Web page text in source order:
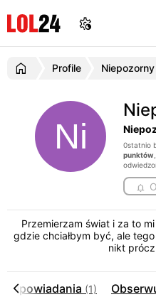
Profile Niepozorny
0statnio
punktów
Przemierzam świat i za to
gdzie chciałbym być, ale
nikt
Opowiadania (1)